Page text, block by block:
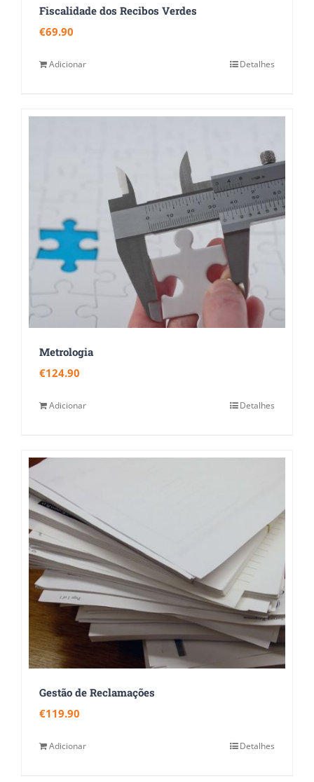
Fiscalidade dos Recibos Verdes
€69.90
Adicionar Detalhes
Metrologia
€124.90
Adicionar Detalhes
Gestão de Reclamações
€119.90
Adicionar Detalhes